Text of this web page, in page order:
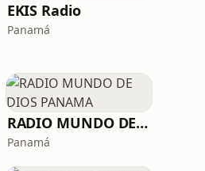
EKIS Radio
Panamá
RADIO MUNDO DE DIOS PANAMA
Panamá